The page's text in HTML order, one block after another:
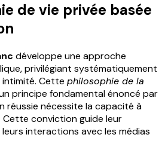
de vie privée basée
développe une approche
privilégiant systématiquement
Cette philosophie de la
principe fondamental énoncé par
réussie nécessite la capacité à
conviction guide leur
interactions avec les médias